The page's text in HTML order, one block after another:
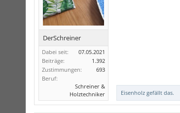
DerSchreiner
Dabei seit:
07.05.2021
Beiträge:
1.392
Zustimmungen:
693
Beruf:
Schreiner &
Holztechniker
Eisenholz gefällt das.